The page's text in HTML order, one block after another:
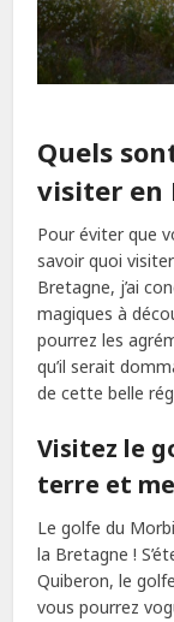
Quels
visiter en
Pour éviter que
savoir quoi
Bretagne, j’ai
magiques à
pourrez les
qu’il serait
de cette belle
Visitez le
terre et
Le golfe du
la Bretagne !
Quiberon, le
vous pourrez